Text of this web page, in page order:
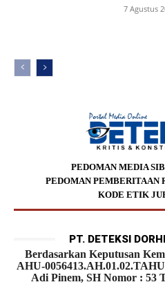
7 Agustus
PEDOMAN MEDIA
PEDOMAN PEMBERITAAN
KODE ETIK
PT. DETEKSI
Berdasarkan Keputusan
AHU-
Adi Pinem, SH Nomor : 53